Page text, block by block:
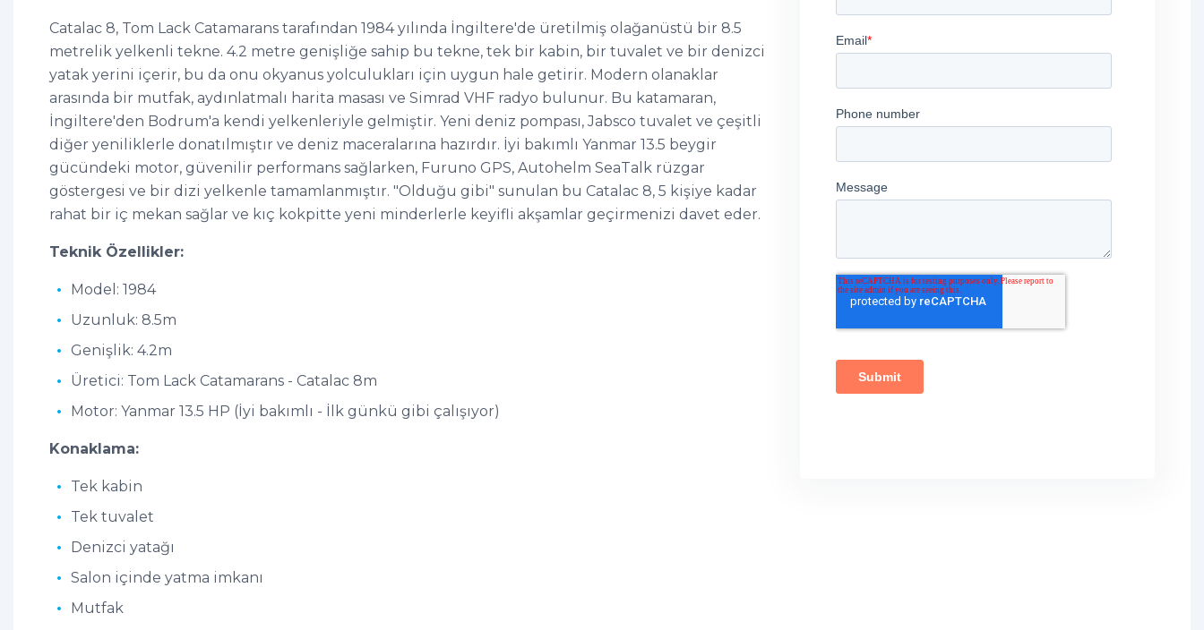
Catalac 8, Tom Lack Catamarans tarafından 1984 yılında İngiltere'de üretilmiş olağanüstü bir 8.5
metrelik yelkenli tekne. 4.2 metre genişliğe sahip bu tekne, tek bir kabin, bir tuvalet ve bir denizci
yatak yerini içerir, bu da onu okyanus yolculukları için uygun hale getirir. Modern olanaklar
arasında bir mutfak, aydınlatmalı harita masası ve Simrad VHF radyo bulunur. Bu katamaran,
İngiltere'den Bodrum'a kendi yelkenleriyle gelmiştir. Yeni deniz pompası, Jabsco tuvalet ve çeşitli
diğer yeniliklerle donatılmıştır ve deniz maceralarına hazırdır. İyi bakımlı Yanmar 13.5 beygir
gücündeki motor, güvenilir performans sağlarken, Furuno GPS, Autohelm SeaTalk rüzgar
göstergesi ve bir dizi yelkenle tamamlanmıştır. "Olduğu gibi" sunulan bu Catalac 8, 5 kişiye kadar
rahat bir iç mekan sağlar ve kıç kokpitte yeni minderlerle keyifli akşamlar geçirmenizi davet eder.
Teknik Özellikler:
Model: 1984
Uzunluk: 8.5m
Genişlik: 4.2m
Üretici: Tom Lack Catamarans - Catalac 8m
Motor: Yanmar 13.5 HP (İyi bakımlı - İlk günkü gibi çalışıyor)
Konaklama:
Tek kabin
Tek tuvalet
Denizci yatağı
Salon içinde yatma imkanı
Mutfak